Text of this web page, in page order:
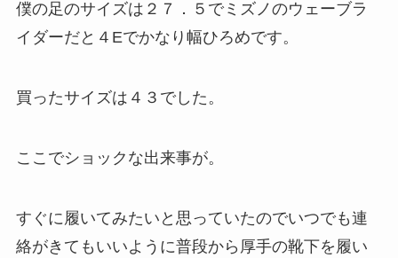
僕の足のサイズは２７．５でミズノのウェーブラ
イダーだと４Eでかなり幅ひろめです。
買ったサイズは４３でした。
ここでショックな出来事が。
すぐに履いてみたいと思っていたのでいつでも連
絡がきてもいいように普段から厚手の靴下を履い